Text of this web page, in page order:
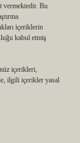
vermektedir. Bu
içeriklerin
kabul etmiş
içerikleri,
ilgili içerikler yasal